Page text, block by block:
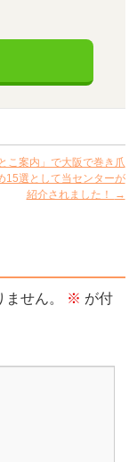
こ案内」で大阪で巻き爪
15選として当センターが
紹介されました！
→
せん。 ※ が付